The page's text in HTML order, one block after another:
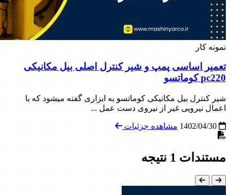
نمونه کار
تعمیر اساسی پمپ و شیر کنترل اصلی بیل مکانیکی
pc220 کوماتسو
شیر کنترل بیل مکانیکی کوماتسو به ابزاری گفته میشود که با
اعمال نیرویی غیر از نیروی دست عمل ...
مشاهده جزئیات
مستندات 1 نتیجه